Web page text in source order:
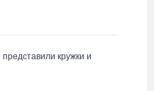
кружки и